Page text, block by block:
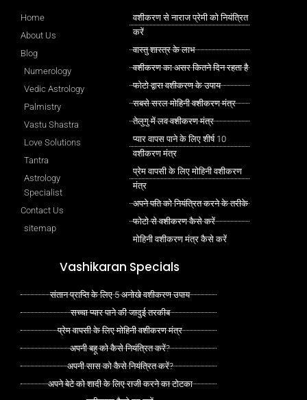
Home
About Us
Blog
Numerology
Vedic Astrology
Palmistry
Vastu Shastra
Love Solutions
Tantra
Astrology
Specialist
Contact Us
sitemap
वशीकरण से नाराज प्रेमी को नियंत्रित
करें
वास्तु शास्त्र के लाभ
वशीकरण का असर कितने दिन रहता है
फोटो द्वारा वशीकरण के उपाय
सबसे सरल मोहिनी वशीकरण मंत्र
तेलुगु में लव वशीकरण मंत्र
प्यार वापस पाने के लिए शीर्ष 10
वशीकरण मंत्र
प्रेम वापसी के लिए मोहिनी वशीकरण
मंत्र
अपने पति को नियंत्रित करने के तरीके
फोटो से वशीकरण कैसे करें
मोहिनी वशीकरण मंत्र कैसे करें
Vashikaran Specials
संतान प्राप्ति के लिए 5 अनोखे वशीकरण उपाय
सच्चा प्यार पाने की जादुई तरकीब
प्रेम वापसी के लिए मोहिनी वशीकरण मंत्र
अपनी बहू को कैसे नियंत्रित करें?
अपनी सास को कैसे नियंत्रित करें?
अपने बेटे को शादी के लिए राजी करने का टोटका